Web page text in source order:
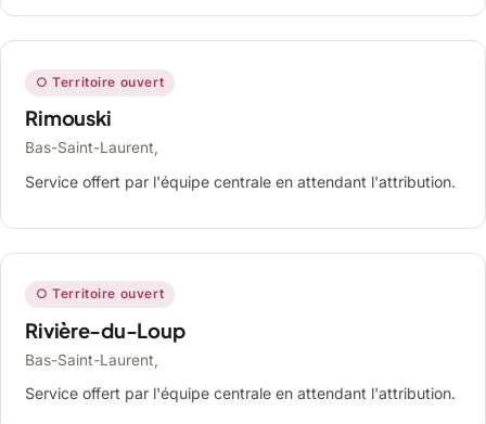
○ Territoire ouvert
Rimouski
Bas-Saint-Laurent,
Service offert par l'équipe centrale en attendant l'attribution.
○ Territoire ouvert
Rivière-du-Loup
Bas-Saint-Laurent,
Service offert par l'équipe centrale en attendant l'attribution.